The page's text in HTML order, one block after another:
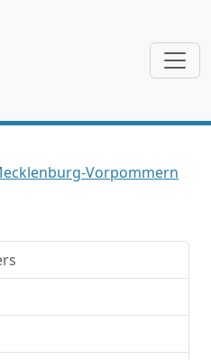
Vorpommern